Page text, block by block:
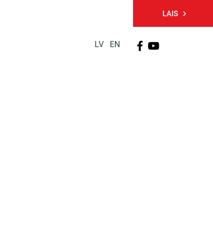
LAIS
LV EN